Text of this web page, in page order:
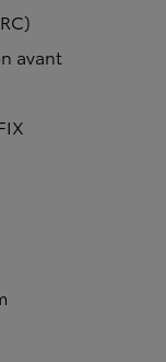
avant